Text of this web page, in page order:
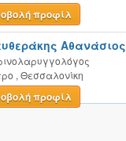
προφίλ
Αθανάσιος
, Θεσσαλονίκη
προφίλ